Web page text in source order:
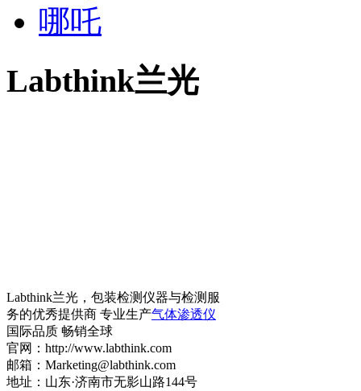
哪吒
Labthink兰光
Labthink兰光，包装检测仪器与检测服
务的优秀提供商 专业生产气体渗透仪
国际品质 畅销全球
官网：http://www.labthink.com
邮箱：Marketing@labthink.com
地址：山东·济南市无影山路144号